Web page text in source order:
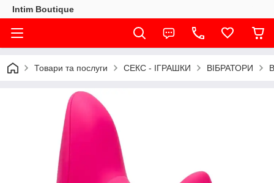
Intim Boutique
Товари та послуги СЕКС - ІГРАШКИ ВІБРАТОРИ